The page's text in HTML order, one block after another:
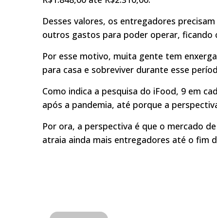
Desses valores, os entregadores
outros gastos para poder operar, ficando
Por esse motivo, muita gente tem
para casa e sobreviver durante esse
Como indica a pesquisa do iFood, 9 em
após a pandemia, até porque a
Por ora, a perspectiva é que o mercado
atraia ainda mais entregadores até o fim